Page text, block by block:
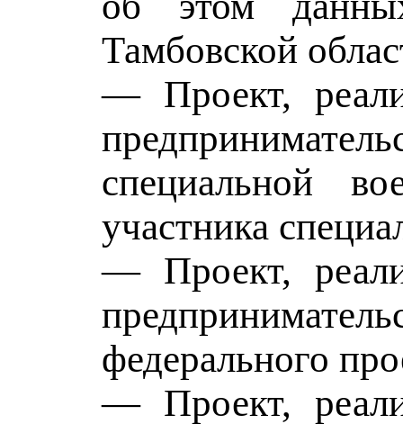
Тамбовской
— Проект,
специальной
участника
— Проект,
федерального
— Проект,